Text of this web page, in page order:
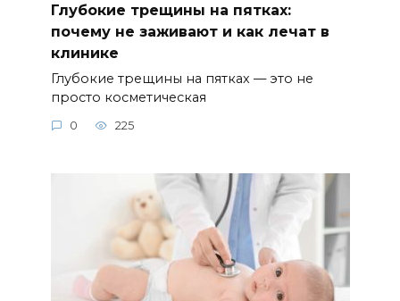
Глубокие трещины на пятках:
почему не заживают и как лечат в
клинике
Глубокие трещины на пятках — это не
просто косметическая
0 225